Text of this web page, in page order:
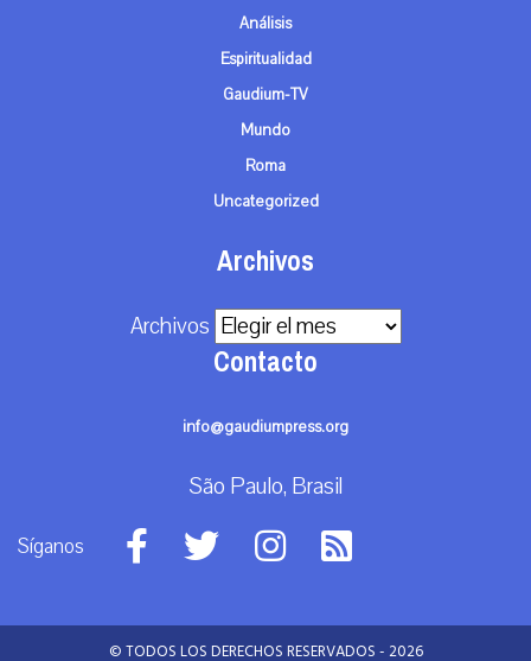
Análisis
Espiritualidad
Gaudium-TV
Mundo
Roma
Uncategorized
Archivos
Archivos
Contacto
info@gaudiumpress.org
São Paulo, Brasil
Síganos
© TODOS LOS DERECHOS RESERVADOS - 2026